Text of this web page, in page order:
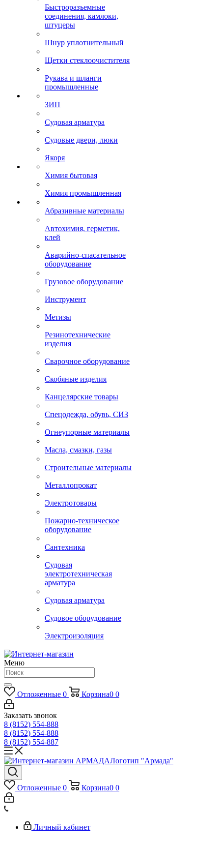
Быстроразъемные
соединения, камлоки,
штуцеры
Шнур уплотнительный
Щетки стеклоочистителя
Рукава и шланги
промышленные
ЗИП
Судовая арматура
Судовые двери, люки
Якоря
Химия бытовая
Химия промышленная
Абразивные материалы
Автохимия, герметик,
клей
Аварийно-спасательное
оборудование
Грузовое оборудование
Инструмент
Метизы
Резинотехнические
изделия
Сварочное оборудование
Скобяные изделия
Канцелярские товары
Спецодежда, обувь, СИЗ
Огнеупорные материалы
Масла, смазки, газы
Строительные материалы
Металлопрокат
Электротовары
Пожарно-техническое
оборудование
Сантехника
Судовая
электротехническая
арматура
Судовая арматура
Судовое оборудование
Электроизоляция
Меню
Отложенные 0 Корзина0 0
Заказать звонок
8 (8152) 554-888
8 (8152) 554-888
8 (8152) 554-887
Логотип "Армада"
Отложенные 0 Корзина0 0
Личный кабинет